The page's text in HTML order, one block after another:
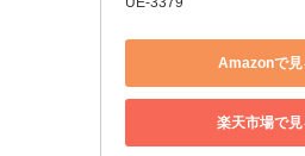
Amazonで見
楽天市場で見